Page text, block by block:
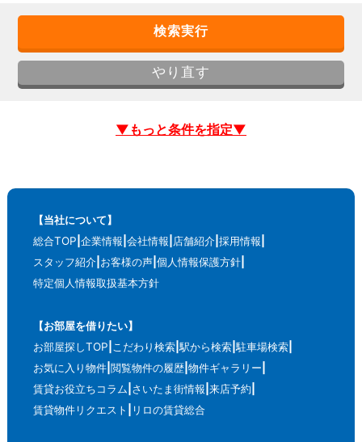
▼もっと条件を指定▼
【当社について】
総合TOP 企業情報 会社情報 店舗紹介 採用情報
スタッフ紹介 お客様の声 個人情報保護方針
特定個人情報取扱基本方針
【お部屋を借りたい】
お部屋探しTOP こだわり検索 駅から検索 駐車場検索
お気に入り物件 閲覧物件の履歴 物件ギャラリー
賃貸お役立ちコラム さいたま街情報 来店予約
賃貸物件リクエスト
リロの賃貸総合